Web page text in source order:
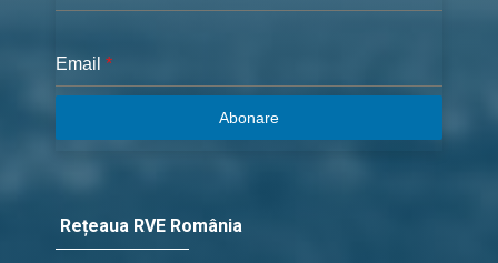
Email *
Abonare
Rețeaua RVE România